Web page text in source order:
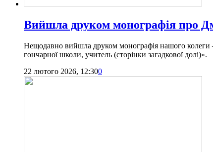
Вийшла друком монографія про
Нещодавно вийшла друком монографія нашого колеги
гончарної школи, учитель (сторінки загадкової долі)».
22 лютого 2026, 12:300